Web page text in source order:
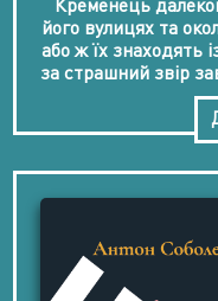
Кременець
його вулицях та
або ж їх
за страшний звір